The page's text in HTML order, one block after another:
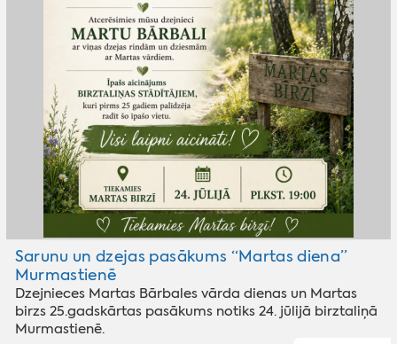
Sarunu un dzejas pasākums “Martas diena”
Murmastienē
Dzejnieces Martas Bārbales vārda dienas un Martas
birzs 25.gadskārtas pasākums notiks 24. jūlijā birztaliņā
Murmastienē.